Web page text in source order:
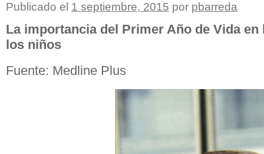
Publicado el 1 septiembre, 2015 por pbarreda
La importancia del Primer Año de Vida
los niños
Fuente: Medline Plus